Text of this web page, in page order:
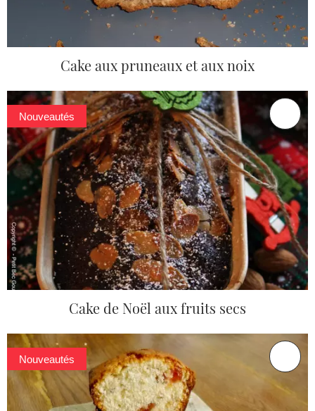
Cake aux pruneaux et aux noix
Nouveautés
Cake de Noël aux fruits secs
Nouveautés